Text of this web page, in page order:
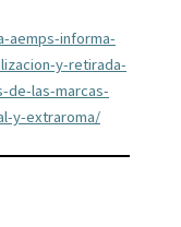
aemps-informa-
y-retirada-
las-marcas-
y-extraroma/